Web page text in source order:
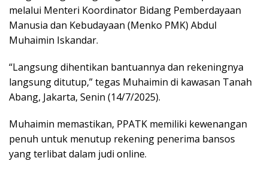
melalui Menteri Koordinator Bidang Pemberdayaan
Manusia dan Kebudayaan (Menko PMK) Abdul
Muhaimin Iskandar.
“Langsung dihentikan bantuannya dan rekeningnya
langsung ditutup,” tegas Muhaimin di kawasan Tanah
Abang, Jakarta, Senin (14/7/2025).
Muhaimin memastikan, PPATK memiliki kewenangan
penuh untuk menutup rekening penerima bansos
yang terlibat dalam judi online.